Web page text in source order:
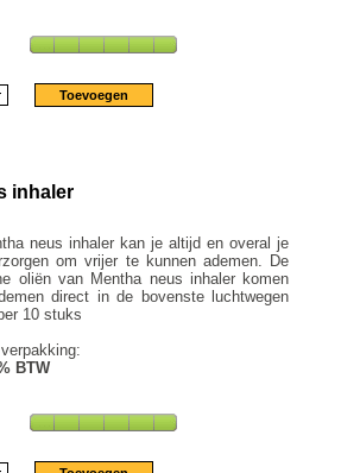
inhaler
neus inhaler kan je altijd en overal je
om vrijer te kunnen ademen. De
oliën van Mentha neus inhaler komen
direct in de bovenste luchtwegen
10 stuks
BTW